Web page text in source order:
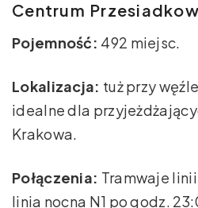
Centrum
Pojemność: 492 miejsc.
Lokalizacja: tuż przy
idealne dla
Krakowa.
Połączenia: Tramwaje linii
linia nocna N1 po godz.